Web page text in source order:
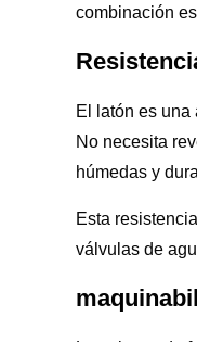
combinación
El latón es
No necesita
húmedas y
Esta
válvulas de